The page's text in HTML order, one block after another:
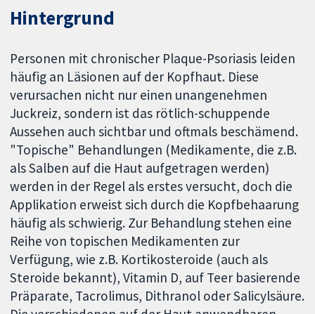
Hintergrund
Personen mit chronischer Plaque-Psoriasis leiden
häufig an Läsionen auf der Kopfhaut. Diese
verursachen nicht nur einen unangenehmen
Juckreiz, sondern ist das rötlich-schuppende
Aussehen auch sichtbar und oftmals beschämend.
"Topische" Behandlungen (Medikamente, die z.B.
als Salben auf die Haut aufgetragen werden)
werden in der Regel als erstes versucht, doch die
Applikation erweist sich durch die Kopfbehaarung
häufig als schwierig. Zur Behandlung stehen eine
Reihe von topischen Medikamenten zur
Verfügung, wie z.B. Kortikosteroide (auch als
Steroide bekannt), Vitamin D, auf Teer basierende
Präparate, Tacrolimus, Dithranol oder Salicylsäure.